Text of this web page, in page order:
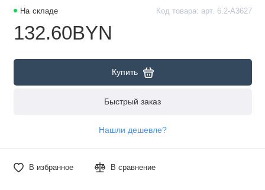
На складе Код товара: арт. 6.2-А3627
132.60BYN
Купить
Быстрый заказ
Нашли дешевле?
В избранное В сравнение